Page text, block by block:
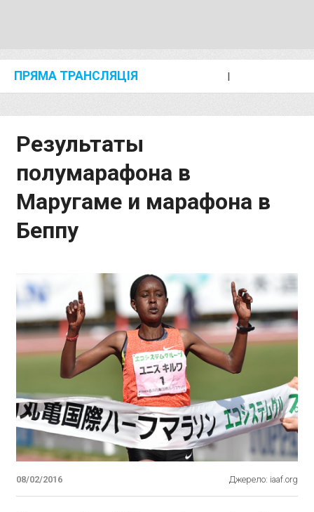
ПРЯМА ТРАНСЛЯЦІЯ I
Результаты
полумарафона в
Маругаме и марафона в
Беппу
08/02/2016 Джерело: iaaf.org